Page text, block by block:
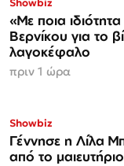
Showbiz
«Με ποια
Βερνίκου για το
λαγοκέφαλο
πριν 1 ώρα
Showbiz
Γέννησε η Λίλα
από το μαιευτήριο